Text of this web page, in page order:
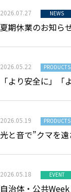
2026.07.27 NEWS
夏期休業のお知ら
2026.05.22 PRODUCTS
「より安全に」「
2026.05.19 PRODUCTS
光と音で”クマを
2026.05.18 EVENT
自治体・公共